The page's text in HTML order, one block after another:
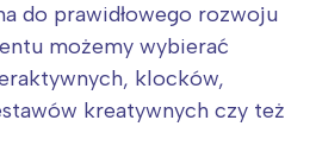
do prawidłowego rozwoju
możemy wybierać
klocków,
kreatywnych czy też